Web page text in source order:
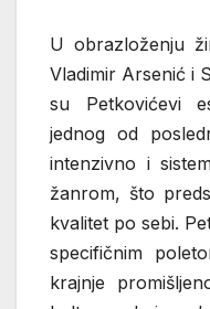
U obrazloženju
Vladimir Arsenić i
su Petkovićevi
jednog od
intenzivno i
žanrom, što
kvalitet po sebi.
specifičnim
krajnje